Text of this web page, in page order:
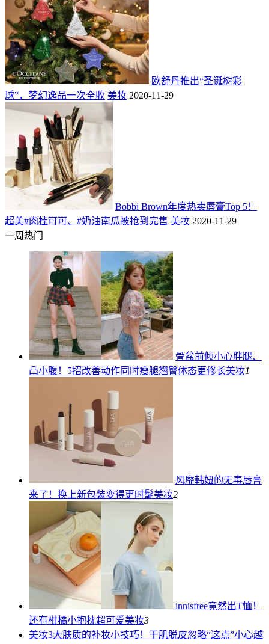
欧舒丹推出“圣诞树彩
球”，梦幻逸品一次全收 美妆 2020-11-29
Bobbi Brown年度热卖唇膏Top 5！
超美#肉桂可可、#奶油南瓜被抢到完售 美妆 2020-11-29
一周热门
骨盆前倾小心胖腿、
凸小腹！5招改善动作同时瘦腿翘臀体态更修长美妆1
风靡韩妞的无毒唇膏
来了！换上新包装变得更时髦美妆2
innisfree竟然出T恤！
还有柑橘小抱枕超可爱美妆3
美妆3大肤质的补妆小技巧！干肌脱皮忽略“这点”小心越